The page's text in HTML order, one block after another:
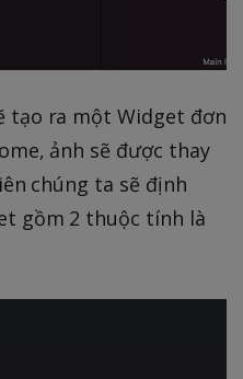
tạo ra một Widget đơn
ảnh sẽ được thay
chúng ta sẽ định
gồm 2 thuộc tính là